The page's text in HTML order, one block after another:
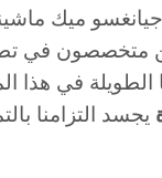
ميك
في
الطويلة في هذا
يجسد التزامنا